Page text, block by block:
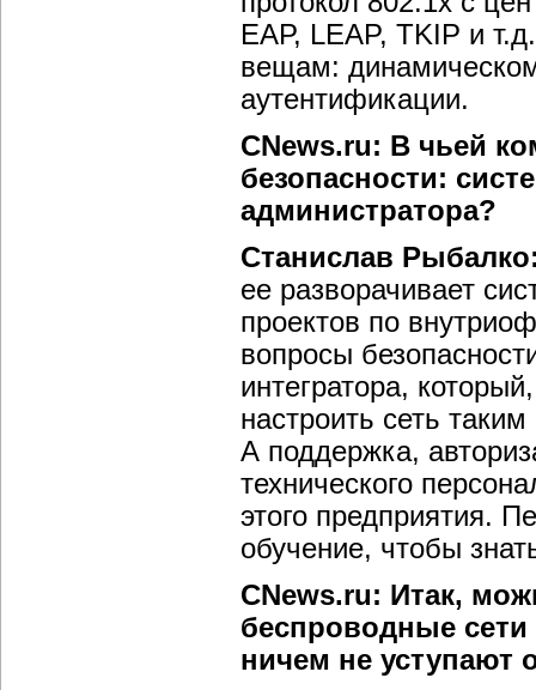
ЕАР, LEAP, TKIP и
вещам:
аутентификации.
CNews.ru: В чьей
безопасности:
администратора?
Станислав
ее разворачивает
проектов по
вопросы
интегратора,
настроить сеть
А поддержка,
технического
этого предприятия.
обучение, чтобы
CNews.ru: Итак,
беспроводные
ничем не